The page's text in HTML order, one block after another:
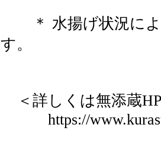
＊ 水揚げ状況によ
す。
＜詳しくは無添蔵
https://